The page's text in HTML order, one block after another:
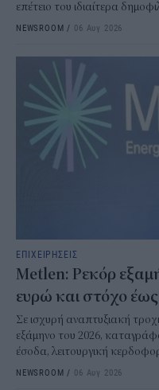
επέτειο του ιδιαίτερα
NEWSROOM / 06 Αυγ 2026
ΕΠΙΧΕΙΡΗΣΕΙΣ
Metlen: Ρεκόρ
ευρώ και στόχο έως
Σε ισχυρή αναπτυξιακή
εξάμηνο του 2026,
έσοδα, λειτουργική
NEWSROOM / 06 Αυγ 2026